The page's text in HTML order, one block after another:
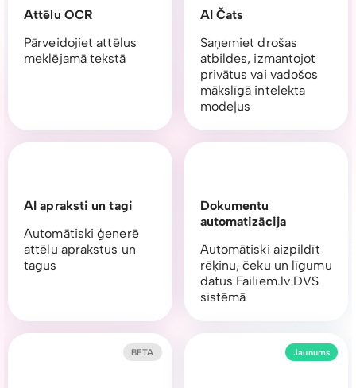
Attēlu OCR
Pārveidojiet attēlus
meklējamā tekstā
AI Čats
Saņemiet drošas
atbildes, izmantojot
privātus vai vadošos
mākslīgā intelekta
modeļus
AI apraksti un tagi
Automātiski ģenerē
attēlu aprakstus un
tagus
Dokumentu
automatizācija
Automātiski aizpildīt
rēķinu, čeku un līgumu
datus Failiem.lv DVS
sistēmā
BETA Jaunums